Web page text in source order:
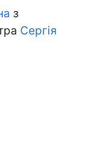
з
Сергія